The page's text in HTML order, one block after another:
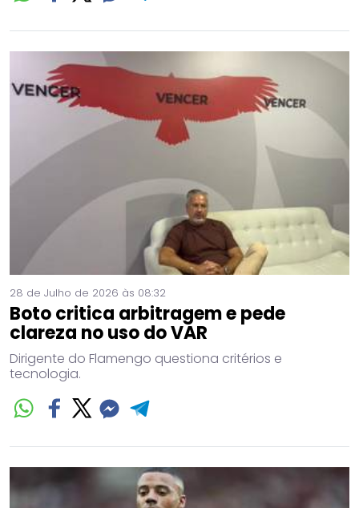
28 de Julho de 2026 às 08:32
Boto critica arbitragem e pede
clareza no uso do VAR
Dirigente do Flamengo questiona critérios e
tecnologia.